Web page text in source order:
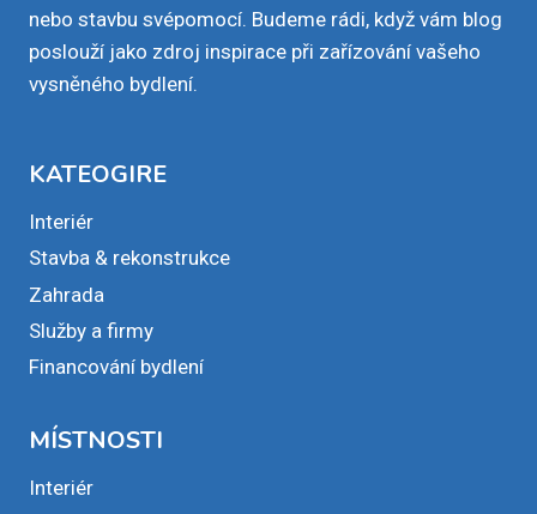
nebo stavbu svépomocí. Budeme rádi, když vám blog
poslouží jako zdroj inspirace při zařízování vašeho
vysněného bydlení.
KATEOGIRE
Interiér
Stavba & rekonstrukce
Zahrada
Služby a firmy
Financování bydlení
MÍSTNOSTI
Interiér